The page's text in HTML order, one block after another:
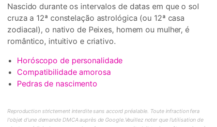
Nascido durante os intervalos de datas em que o sol
cruza a 12ª constelação astrológica (ou 12ª casa
zodiacal), o nativo de Peixes, homem ou mulher, é
romântico, intuitivo e criativo.
Horóscopo de personalidade
Compatibilidade amorosa
Pedras de nascimento
Reproduction strictement interdite sans accord préalable. Toute infraction fera
l'objet d'une demande DMCA auprès de Google.Veuillez noter que l'utilisation de